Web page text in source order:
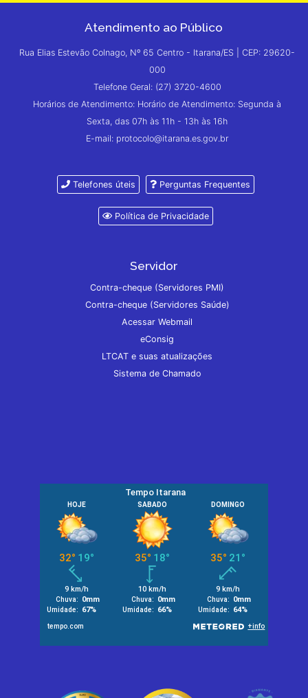
Atendimento ao Público
Rua Elias Estevão Colnago, Nº 65 Centro - Itarana/ES | CEP: 29620-
000
Telefone Geral: (27) 3720-4600
Horários de Atendimento: Horário de Atendimento: Segunda à
Sexta, das 07h às 11h - 13h às 16h
E-mail: protocolo@itarana.es.gov.br
Telefones úteis Perguntas Frequentes
Política de Privacidade
Servidor
Contra-cheque (Servidores PMI)
Contra-cheque (Servidores Saúde)
Acessar Webmail
eConsig
LTCAT e suas atualizações
Sistema de Chamado